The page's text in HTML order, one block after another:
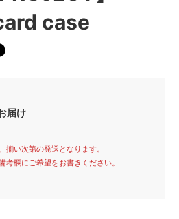
case
届け
い次第の発送となります。
欄にご希望をお書きください。